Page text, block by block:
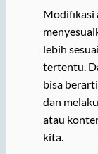
Modifikasi
lebih
tertentu.
bisa
dan
atau
kita.